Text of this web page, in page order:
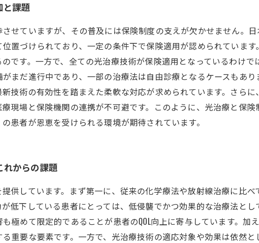
と課題
せていますが、その普及には保険制度の支えが欠かせません。
置づけられており、一定の条件下で保険適用が認められていま
です。一方で、全ての光治療技術が保険適用となっているわけで
まだ進行中であり、一部の治療法は自由診療となるケースもあ
技術の有効性を踏まえた柔軟な対応が求められています。さら
現場と保険機関の連携が不可避です。このように、光治療と保
患者が恩恵を受けられる環境が期待されています。
れからの課題
供しています。まず第一に、従来の化学療法や放射線治療に比
低下している患者にとっては、低侵襲でかつ効果的な治療法と
極めて限定的であることが患者のQOL向上に寄与しています。加
重要な要素です。一方で、光治療技術の適応対象や効果は依然